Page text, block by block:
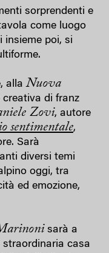
sorprendenti e
come luogo
insieme poi, si
allaNuova
di franz
Zovi, autore
sentimentale,
Sarà
diversi temi
oggi, tra
ed emozione,
sarà a
casa